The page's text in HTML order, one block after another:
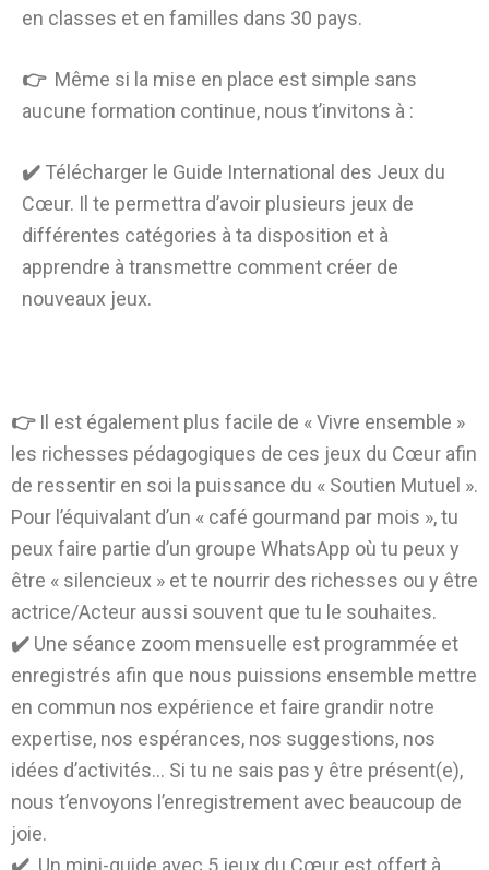
en classes et en familles dans 30 pays.
👉 Même si la mise en place est simple sans
aucune formation continue, nous t’invitons à :
✔️ Télécharger le Guide International des Jeux du
Cœur. Il te permettra d’avoir plusieurs jeux de
différentes catégories à ta disposition et à
apprendre à transmettre comment créer de
nouveaux jeux.
👉 Il est également plus facile de « Vivre ensemble »
les richesses pédagogiques de ces jeux du Cœur afin
de ressentir en soi la puissance du « Soutien Mutuel ».
Pour l’équivalant d’un « café gourmand par mois », tu
peux faire partie d’un groupe WhatsApp où tu peux y
être « silencieux » et te nourrir des richesses ou y être
actrice/Acteur aussi souvent que tu le souhaites.
✔️ Une séance zoom mensuelle est programmée et
enregistrés afin que nous puissions ensemble mettre
en commun nos expérience et faire grandir notre
expertise, nos espérances, nos suggestions, nos
idées d’activités… Si tu ne sais pas y être présent(e),
nous t’envoyons l’enregistrement avec beaucoup de
joie.
✔️ Un mini-guide avec 5 jeux du Cœur est offert à